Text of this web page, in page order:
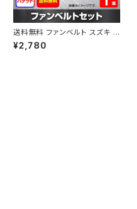
送料無料 ファンベルト スズキ ワ
ゴンR 型式MH34S H24.09～
H29.02 （国内トップメーカー）
¥2,780